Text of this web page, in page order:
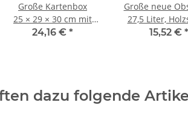
Große Kartenbox
25 × 29 × 30 cm mit
Schlitz und Schlüssel
24,16 € *
Große neue
27,5 Liter,
46 × 32 × 23
15,52 € *
dazu folgende